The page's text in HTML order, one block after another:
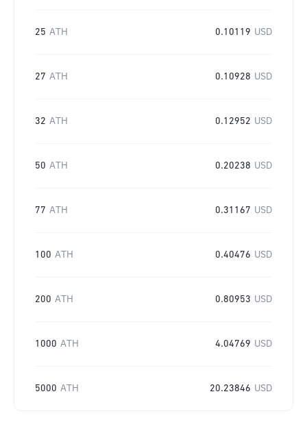
25 ATH 0.10119 USD
27 ATH 0.10928 USD
32 ATH 0.12952 USD
50 ATH 0.20238 USD
77 ATH 0.31167 USD
100 ATH 0.40476 USD
200 ATH 0.80953 USD
1000 ATH 4.04769 USD
5000 ATH 20.23846 USD